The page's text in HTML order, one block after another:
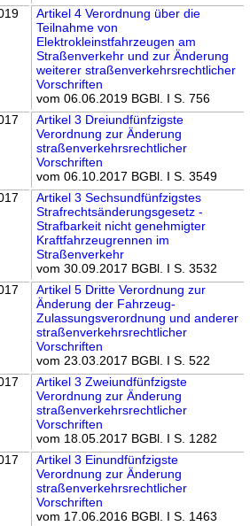
Artikel 4 Verordnung über die
Teilnahme von
Elektrokleinstfahrzeugen am
Straßenverkehr und zur Änderung
weiterer straßenverkehrsrechtlicher
Vorschriften
vom 06.06.2019 BGBl. I S. 756
Artikel 3 Dreiundfünfzigste
Verordnung zur Änderung
straßenverkehrsrechtlicher
Vorschriften
vom 06.10.2017 BGBl. I S. 3549
Artikel 3 Sechsundfünfzigstes
Strafrechtsänderungsgesetz -
Strafbarkeit nicht genehmigter
Kraftfahrzeugrennen im
Straßenverkehr
vom 30.09.2017 BGBl. I S. 3532
Artikel 5 Dritte Verordnung zur
Änderung der Fahrzeug-
Zulassungsverordnung und anderer
straßenverkehrsrechtlicher
Vorschriften
vom 23.03.2017 BGBl. I S. 522
Artikel 3 Zweiundfünfzigste
Verordnung zur Änderung
straßenverkehrsrechtlicher
Vorschriften
vom 18.05.2017 BGBl. I S. 1282
Artikel 3 Einundfünfzigste
Verordnung zur Änderung
straßenverkehrsrechtlicher
Vorschriften
vom 17.06.2016 BGBl. I S. 1463